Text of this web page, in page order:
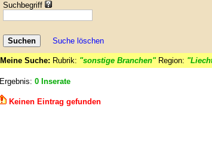
Suchbegriff
Suche löschen
Meine Suche: Rubrik: "sonstige Branchen"Region:
Ergebnis: 0 Inserate
Keinen Eintrag gefunden